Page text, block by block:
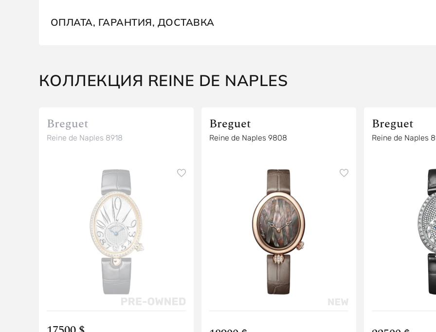
ОПЛАТА, ГАРАНТИЯ, ДОСТАВКА
КОЛЛЕКЦИЯ REINE DE NAPLES
Breguet
Reine de Naples 8918
Breguet
Reine de Naples 9808
Breguet
Reine de Naples